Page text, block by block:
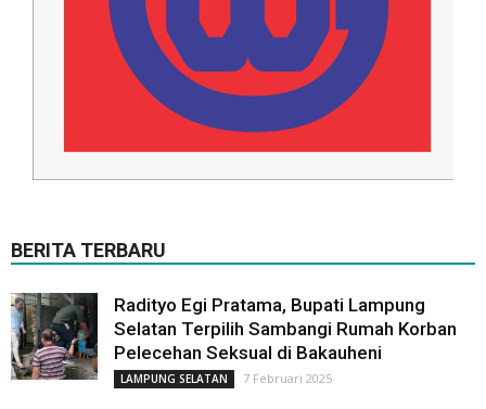
BERITA TERBARU
Radityo Egi Pratama, Bupati Lampung
Selatan Terpilih Sambangi Rumah Korban
Pelecehan Seksual di Bakauheni
LAMPUNG SELATAN 7 Februari 2025